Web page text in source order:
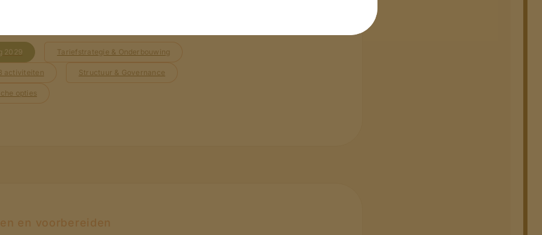
positie
2029 Tariefstrategie & Onderbouwing
activiteiten Structuur & Governance
opties
en voorbereiden